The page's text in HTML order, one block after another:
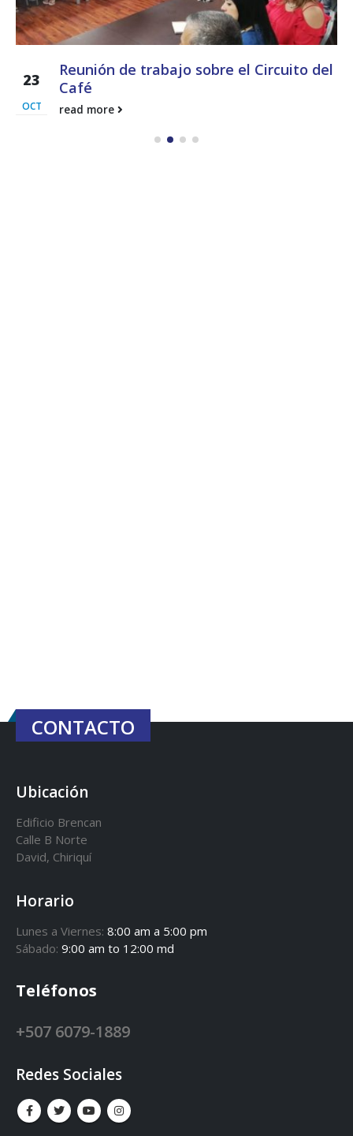
23
OCT
Reunión de trabajo sobre el Circuito del
Café
read more
CONTACTO
Ubicación
Edificio Brencan
Calle B Norte
David, Chiriquí
Horario
Lunes a Viernes: 8:00 am a 5:00 pm
Sábado: 9:00 am to 12:00 md
Teléfonos
+507 6079-1889
Redes Sociales